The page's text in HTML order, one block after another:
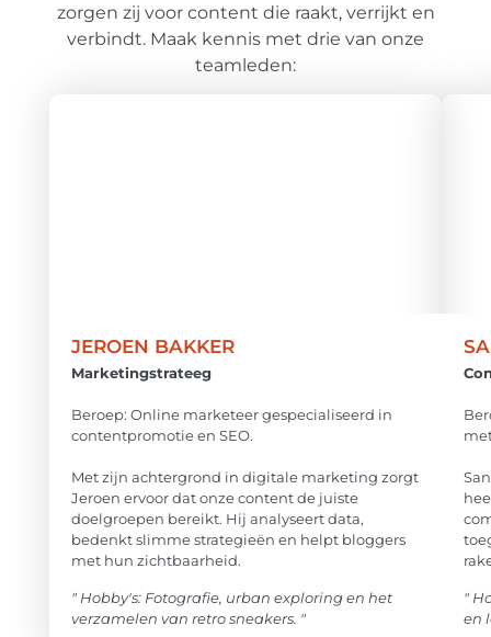
zorgen zij voor content die raakt, verrijkt en
verbindt. Maak kennis met drie van onze
teamleden:
JEROEN BAKKER
Marketingstrateeg
Beroep: Online marketeer gespecialiseerd in
contentpromotie en SEO.
Met zijn achtergrond in digitale marketing zorgt
Jeroen ervoor dat onze content de juiste
doelgroepen bereikt. Hij analyseert data,
bedenkt slimme strategieën en helpt bloggers
met hun zichtbaarheid.
" Hobby's: Fotografie, urban exploring en het
verzamelen van retro sneakers. "
"
en